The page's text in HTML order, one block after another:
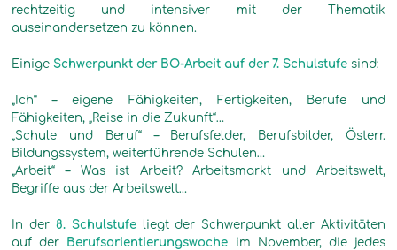
rechtzeitig und intensiver mit der Thematik
auseinandersetzen zu können.
EinigeSchwerpunkt der BO-Arbeit auf der 7. Schulstufe sind:
„Ich“ – eigene Fähigkeiten, Fertigkeiten, Berufe und
Fähigkeiten, „Reise in die Zukunft“…
„Schule und Beruf“ – Berufsfelder, Berufsbilder, Österr.
Bildungssystem, weiterführende Schulen…
„Arbeit“ – Was ist Arbeit? Arbeitsmarkt und Arbeitswelt,
Begriffe aus der Arbeitswelt…
In der 8. Schulstufe liegt der Schwerpunkt aller Aktivitäten
auf der Berufsorientierungswoche
im November, die jedes